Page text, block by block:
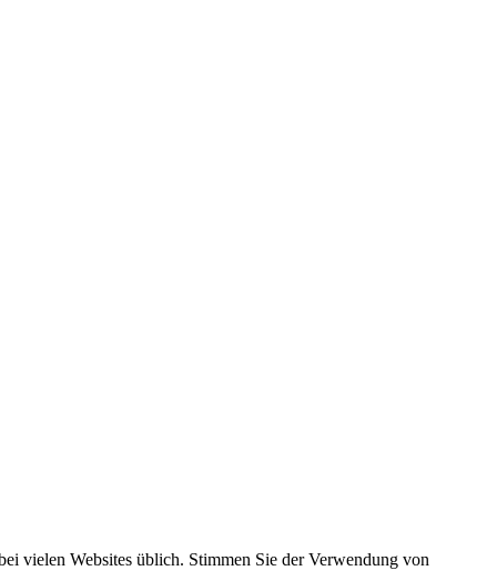
vielen Websites üblich. Stimmen Sie der Verwendung von